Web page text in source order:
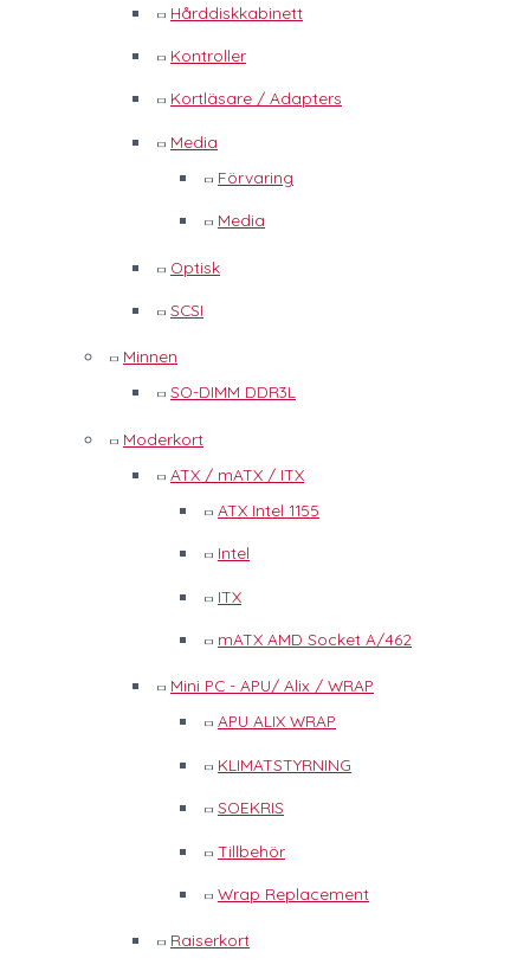
Hårddiskkabinett
Kontroller
Kortläsare / Adapters
Media
Förvaring
Media
Optisk
SCSI
Minnen
SO-DIMM DDR3L
Moderkort
ATX / mATX / ITX
ATX Intel 1155
Intel
ITX
mATX AMD Socket A/462
Mini PC - APU/ Alix / WRAP
APU ALIX WRAP
KLIMATSTYRNING
SOEKRIS
Tillbehör
Wrap Replacement
Raiserkort